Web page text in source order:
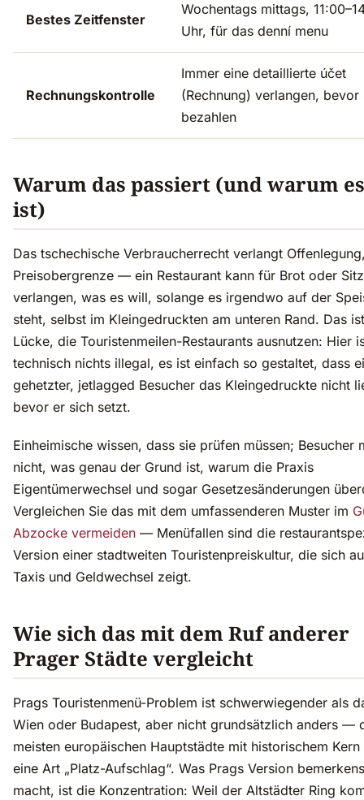
Bestes Zeitfenster
Wochentags mittags,
Uhr, für das denní menu
Rechnungskontrolle
Immer eine detaillierte účet
(Rechnung) verlangen, bevor
bezahlen
Warum das passiert (und warum
ist)
Das tschechische Verbraucherrecht verlangt
Preisobergrenze — ein Restaurant kann für Brot oder
verlangen, was es will, solange es irgendwo auf der
steht, selbst im Kleingedruckten am unteren Rand. Das
Lücke, die Touristenmeilen-Restaurants ausnutzen: Hier
technisch nichts illegal, es ist einfach so gestaltet, dass
gehetzter, jetlagged Besucher das Kleingedruckte nicht
bevor er sich setzt.
Einheimische wissen, dass sie prüfen müssen; Besucher
nicht, was genau der Grund ist, warum die Praxis
Eigentümerwechsel und sogar Gesetzesänderungen
Vergleichen Sie das mit dem umfassenderen Muster im
Abzocke vermeiden — Menüfallen sind die
Version einer stadtweiten Touristenpreiskultur, die sich
Taxis und Geldwechsel zeigt.
Wie sich das mit dem Ruf anderer
Prager Städte vergleicht
Prags Touristenmenü-Problem ist schwerwiegender als
Wien oder Budapest, aber nicht grundsätzlich anders —
meisten europäischen Hauptstädte mit historischem Kern
eine Art „Platz-Aufschlag“. Was Prags Version
macht, ist die Konzentration: Weil der Altstädter Ring